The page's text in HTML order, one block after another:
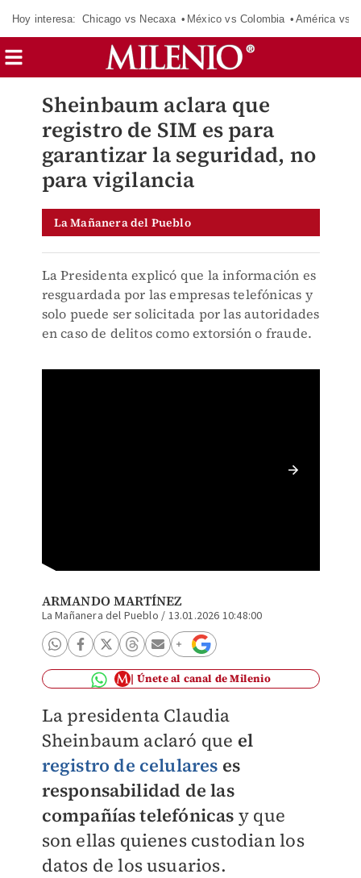
Hoy interesa: Chicago vs Necaxa México vs Colombia América vs
Sheinbaum aclara que
registro de SIM es para
garantizar la seguridad, no
para vigilancia
La Mañanera del Pueblo
La Presidenta explicó que la información es
resguardada por las empresas telefónicas y
solo puede ser solicitada por las autoridades
en caso de delitos como extorsión o fraude.
ARMANDO MARTÍNEZ
La Mañanera del Pueblo / 13.01.2026 10:48:00
Únete al canal de Milenio
La presidenta Claudia
Sheinbaum aclaró que el
registro de celulares es
responsabilidad de las
compañías telefónicas y que
son ellas quienes custodian los
datos de los usuarios.